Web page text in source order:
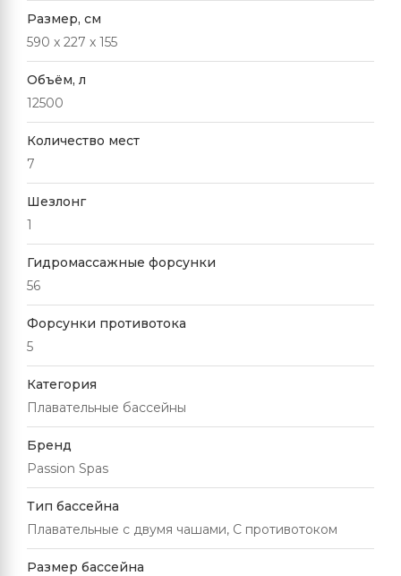
Размер, см
590 x 227 x 155
Объём, л
12500
Количество мест
7
Шезлонг
1
Гидромассажные форсунки
56
Форсунки противотока
5
Категория
Плавательные бассейны
Бренд
Passion Spas
Тип бассейна
Плавательные с двумя чашами, С противотоком
Размер бассейна